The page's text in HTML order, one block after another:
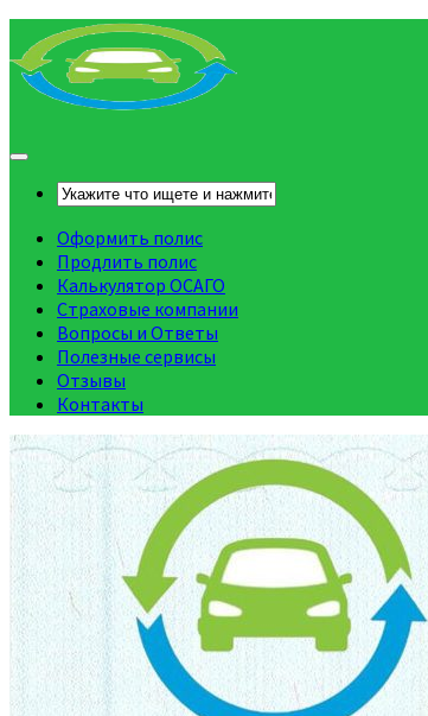
Оформить полис
Продлить полис
Калькулятор ОСАГО
Страховые компании
Вопросы и Ответы
Полезные сервисы
Отзывы
Контакты